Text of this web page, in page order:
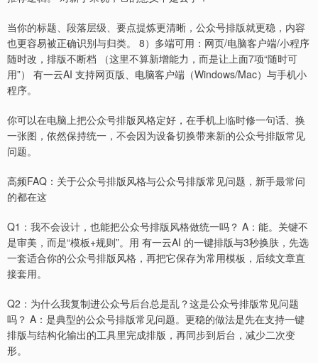
当你的标题、段落层级、要点提炼更清晰，公众号排版就更稳，内容
也更容易被正确识别与归类。 8）多端可用：网页/电脑客户端/小程序
随时改，排版不断档 （这里不算新增能力，而是让上面7项“随时可
用”） 有一云AI 支持网页版、电脑客户端（Windows/Mac）与手机小
程序。
你可以在电脑上把公众号排版风格定好，在手机上临时修一句话、换
一张图，依然保持统一，不会因为设备切换带来新的公众号排版常见
问题。
高频FAQ：关于公众号排版风格与公众号排版常见问题，新手最常问
的都在这
Q1：我不会设计，也能把公众号排版风格做统一吗？ A：能。关键不
是审美，而是“模板+规则”。用 有一云AI 的一键排版与3秒换肤，先选
一套适合你的公众号排版风格，再把它保存为常用模板，后续文章直
接套用。
Q2：为什么我复制进公众号后台总是乱？这是公众号排版常见问题
吗？ A：是典型的公众号排版常见问题。更稳的做法是先在支持一键
排版与结构化输出的工具里完成排版，再同步到后台，减少二次变
形。